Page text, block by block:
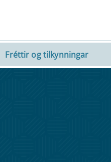
Fréttir og tilkynningar